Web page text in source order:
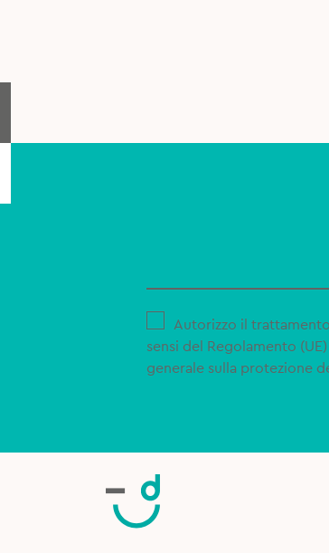
Autorizzo il
sensi del Regolamento
generale sulla protezione